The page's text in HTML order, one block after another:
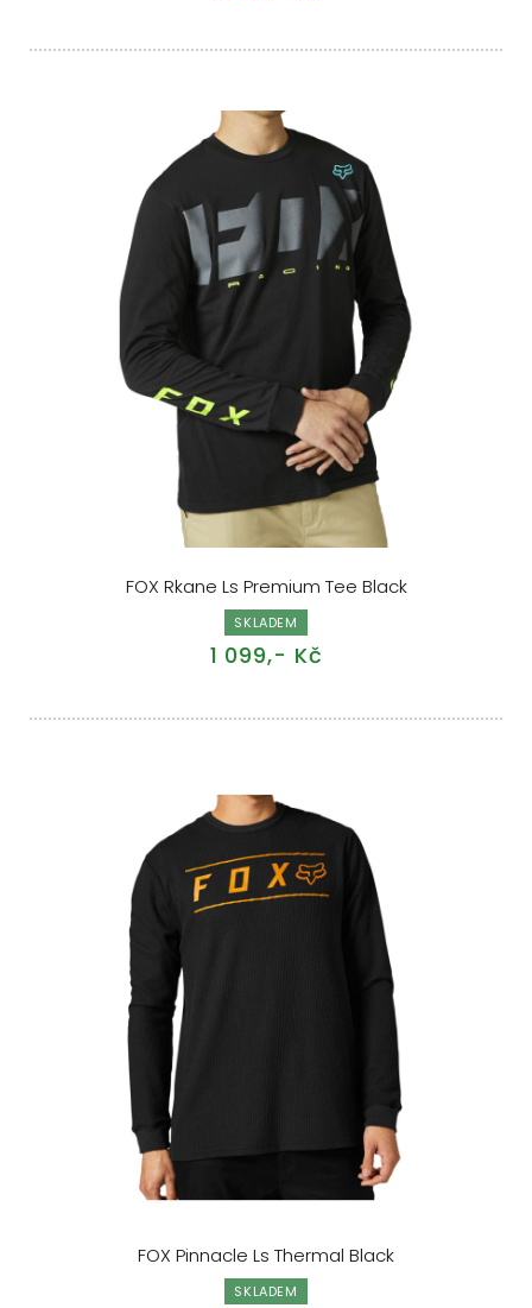
FOX Rkane Ls Premium Tee Black
SKLADEM
1 099,- Kč
FOX Pinnacle Ls Thermal Black
SKLADEM